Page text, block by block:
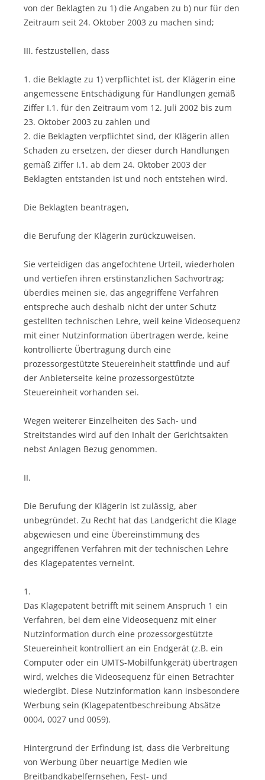
von der Beklagten zu 1) die Angaben zu b) nur für den
Zeitraum seit 24. Oktober 2003 zu machen sind;
III. festzustellen, dass
1. die Beklagte zu 1) verpflichtet ist, der Klägerin eine
angemessene Entschädigung für Handlungen gemäß
Ziffer I.1. für den Zeitraum vom 12. Juli 2002 bis zum
23. Oktober 2003 zu zahlen und
2. die Beklagten verpflichtet sind, der Klägerin allen
Schaden zu ersetzen, der dieser durch Handlungen
gemäß Ziffer I.1. ab dem 24. Oktober 2003 der
Beklagten entstanden ist und noch entstehen wird.
Die Beklagten beantragen,
die Berufung der Klägerin zurückzuweisen.
Sie verteidigen das angefochtene Urteil, wiederholen
und vertiefen ihren erstinstanzlichen Sachvortrag;
überdies meinen sie, das angegriffene Verfahren
entspreche auch deshalb nicht der unter Schutz
gestellten technischen Lehre, weil keine Videosequenz
mit einer Nutzinformation übertragen werde, keine
kontrollierte Übertragung durch eine
prozessorgestützte Steuereinheit stattfinde und auf
der Anbieterseite keine prozessorgestützte
Steuereinheit vorhanden sei.
Wegen weiterer Einzelheiten des Sach- und
Streitstandes wird auf den Inhalt der Gerichtsakten
nebst Anlagen Bezug genommen.
II.
Die Berufung der Klägerin ist zulässig, aber
unbegründet. Zu Recht hat das Landgericht die Klage
abgewiesen und eine Übereinstimmung des
angegriffenen Verfahren mit der technischen Lehre
des Klagepatentes verneint.
1.
Das Klagepatent betrifft mit seinem Anspruch 1 ein
Verfahren, bei dem eine Videosequenz mit einer
Nutzinformation durch eine prozessorgestützte
Steuereinheit kontrolliert an ein Endgerät (z.B. ein
Computer oder ein UMTS-Mobilfunkgerät) übertragen
wird, welches die Videosequenz für einen Betrachter
wiedergibt. Diese Nutzinformation kann insbesondere
Werbung sein (Klagepatentbeschreibung Absätze
0004, 0027 und 0059).
Hintergrund der Erfindung ist, dass die Verbreitung
von Werbung über neuartige Medien wie
Breitbandkabelfernsehen, Fest- und